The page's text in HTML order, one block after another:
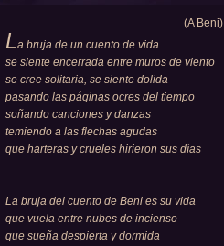
(A Beni)
La bruja de un cuento de vida
se siente encerrada entre muros de viento
se cree solitaria, se siente dolida
pasando las páginas ocres del tiempo
soñando canciones y danzas
temiendo a las flechas agudas
que harteras y crueles hirieron sus días
La bruja del cuento de Beni es su vida
que vuela entre nubes de incienso
que sueña despierta y dormida